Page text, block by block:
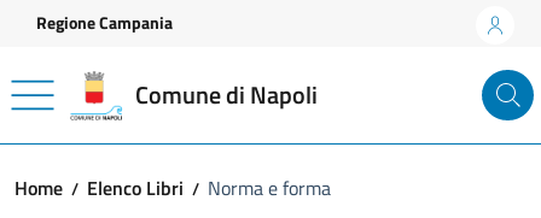
Vai ai contenuti
Vai al footer
Regione Campania
Comune di Napoli
Home Elenco Libri Norma e forma